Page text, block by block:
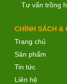
Tư vấn trồng
CHÍNH SÁCH &
Trang chủ
Sản phẩm
Tin tức
Liên hệ